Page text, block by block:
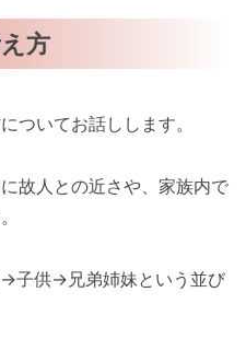
方
ついてお話しします。
故人との近さや、家族内で
子供→兄弟姉妹という並び